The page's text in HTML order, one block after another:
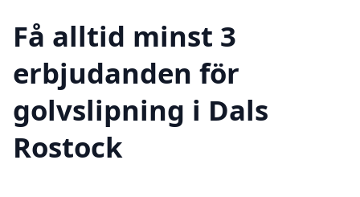
Få alltid minst 3
erbjudanden för
golvslipning i Dals
Rostock